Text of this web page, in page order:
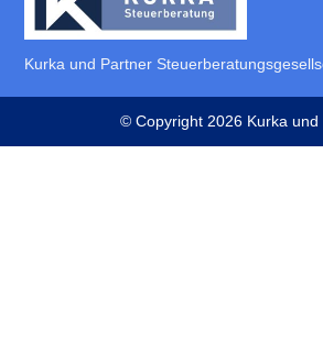
Kurka und Partner
© Copyright 2026 Kurka und